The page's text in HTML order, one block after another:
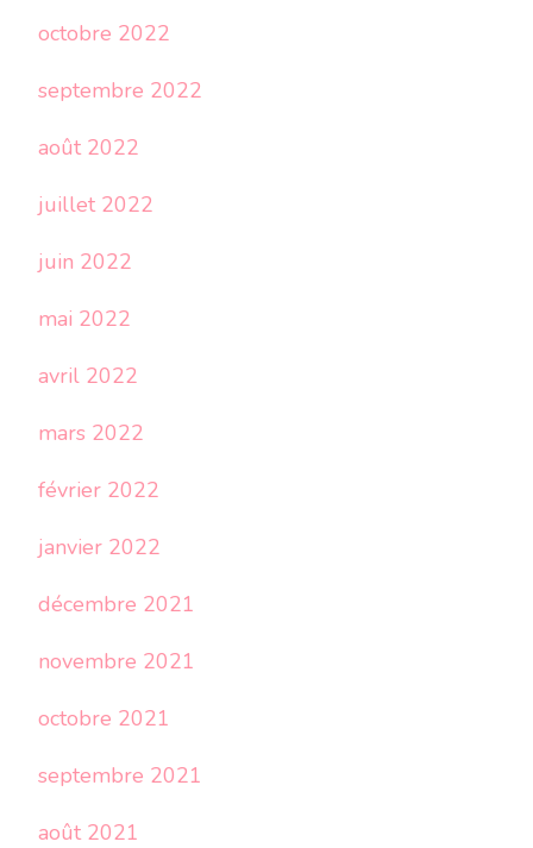
octobre 2022
septembre 2022
août 2022
juillet 2022
juin 2022
mai 2022
avril 2022
mars 2022
février 2022
janvier 2022
décembre 2021
novembre 2021
octobre 2021
septembre 2021
août 2021